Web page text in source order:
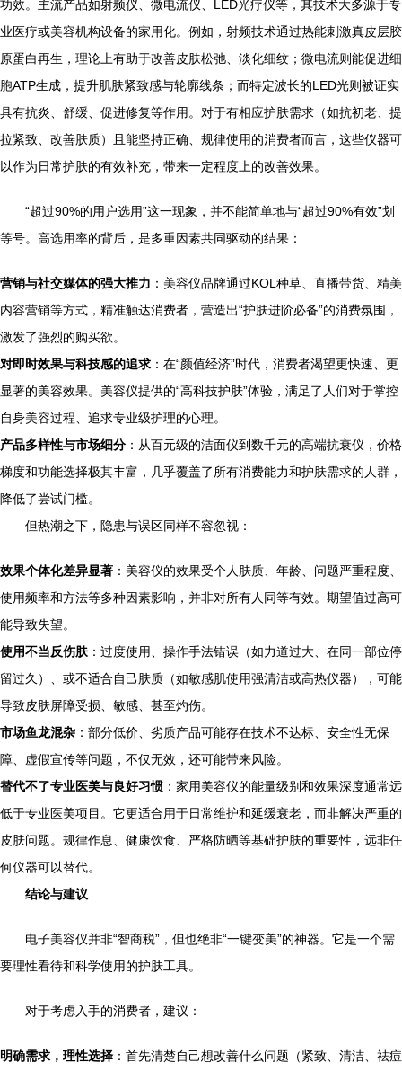
功效。主流产品如射频仪、微电流仪、LED光疗仪等，其技术大多源于专
业医疗或美容机构设备的家用化。例如，射频技术通过热能刺激真皮层胶
原蛋白再生，理论上有助于改善皮肤松弛、淡化细纹；微电流则能促进细
胞ATP生成，提升肌肤紧致感与轮廓线条；而特定波长的LED光则被证实
具有抗炎、舒缓、促进修复等作用。对于有相应护肤需求（如抗初老、提
拉紧致、改善肤质）且能坚持正确、规律使用的消费者而言，这些仪器可
以作为日常护肤的有效补充，带来一定程度上的改善效果。
“超过90%的用户选用”这一现象，并不能简单地与“超过90%有效”划
等号。高选用率的背后，是多重因素共同驱动的结果：
营销与社交媒体的强大推力 ：美容仪品牌通过KOL种草、直播带货、精美
内容营销等方式，精准触达消费者，营造出“护肤进阶必备”的消费氛围，
激发了强烈的购买欲。
对即时效果与科技感的追求 ：在“颜值经济”时代，消费者渴望更快速、更
显著的美容效果。美容仪提供的“高科技护肤”体验，满足了人们对于掌控
自身美容过程、追求专业级护理的心理。
产品多样性与市场细分 ：从百元级的洁面仪到数千元的高端抗衰仪，价格
梯度和功能选择极其丰富，几乎覆盖了所有消费能力和护肤需求的人群，
降低了尝试门槛。
但热潮之下，隐患与误区同样不容忽视：
效果个体化差异显著 ：美容仪的效果受个人肤质、年龄、问题严重程度、
使用频率和方法等多种因素影响，并非对所有人同等有效。期望值过高可
能导致失望。
使用不当反伤肤：过度使用、操作手法错误（如力道过大、在同一部位停
留过久）、或不适合自己肤质（如敏感肌使用强清洁或高热仪器），可能
导致皮肤屏障受损、敏感、甚至灼伤。
市场鱼龙混杂 ：部分低价、劣质产品可能存在技术不达标、安全性无保
障、虚假宣传等问题，不仅无效，还可能带来风险。
替代不了专业医美与良好习惯：家用美容仪的能量级别和效果深度通常远
低于专业医美项目。它更适合用于日常维护和延缓衰老，而非解决严重的
皮肤问题。规律作息、健康饮食、严格防晒等基础护肤的重要性，远非任
何仪器可以替代。
结论与建议
电子美容仪并非“智商税”，但也绝非“一键变美”的神器。它是一个需
要理性看待和科学使用的护肤工具。
对于考虑入手的消费者，建议：
明确需求，理性选择 ：首先清楚自己想改善什么问题（紧致、清洁、祛痘